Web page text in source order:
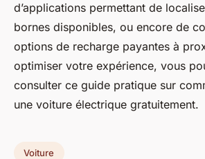
d’applications permettant de
bornes disponibles, ou encore de
options de recharge payantes à
optimiser votre expérience, vous
consulter ce guide pratique sur
une voiture électrique gratuitement.
Voiture